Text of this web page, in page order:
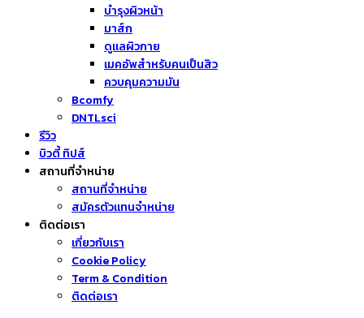
บำรุงผิวหน้า
มาส์ก
ดูแลผิวกาย
เมคอัพสำหรับคนเป็นสิว
ควบคุมความมัน
Bcomfy
DNTLsci
รีวิว
บิวตี้ ทิปส์
สถานที่จำหน่าย
สถานที่จำหน่าย
สมัครตัวแทนจำหน่าย
ติดต่อเรา
เกี่ยวกับเรา
Cookie Policy
Term & Condition
ติดต่อเรา